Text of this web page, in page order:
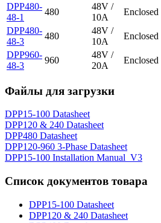
DPP480-
48-1
480
48V /
10A
Enclosed
DPP480-
48-3
480
48V /
10A
Enclosed
DPP960-
48-3
960
48V /
20A
Enclosed
Файлы для загрузки
DPP15-100 Datasheet
DPP120 & 240 Datasheet
DPP480 Datasheet
DPP120-960 3-Phase Datasheet
DPP15-100 Installation Manual_V3
Список документов товара
DPP15-100 Datasheet
DPP120 & 240 Datasheet